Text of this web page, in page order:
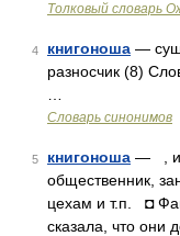
Толковый словарь
4 книгоноша —
разносчик (8)
Словарь синонимов
5 книгоноша — , и,
общественник,
цехам и т.п. ◘
сказала, что они